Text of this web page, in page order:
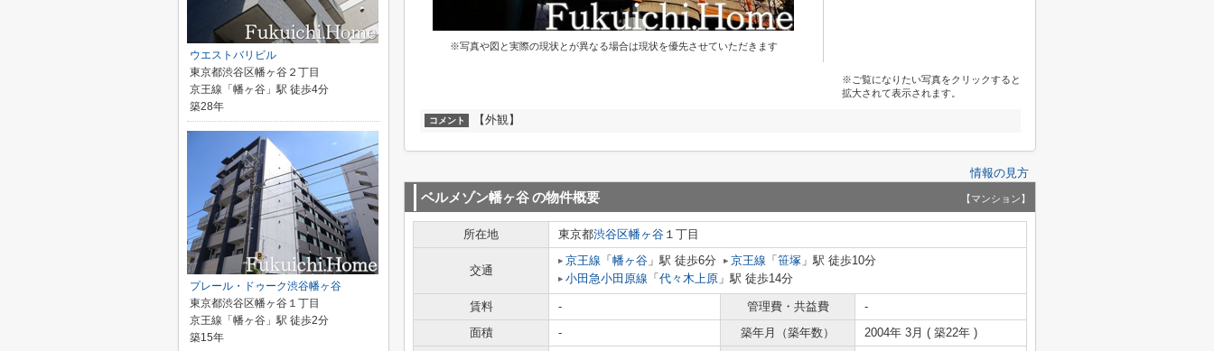
※写真や図と実際の現状とが異なる場合は現状を優先させていただきます
※ご覧になりたい写真をクリックすると
拡大されて表示されます。
コメント 【外観】
情報の見方
ベルメゾン幡ヶ谷の物件概要 【マンション】
所在地 東京都渋谷区幡ヶ谷 １丁目
交通
京王線 「 幡ヶ谷 」駅 徒歩6分 京王線 「 笹塚 」駅 徒歩10分
小田急小田原線 「 代々木上原 」駅 徒歩14分
賃料 - 管理費・共益費
-
面積
- 築年月（築年数） 2004年 3月 ( 築22年 )
ウエストバリビル
東京都渋谷区幡ヶ谷２丁目
京王線「幡ヶ谷」駅 徒歩4分
築28年
プレール・ドゥーク渋谷幡ヶ谷
東京都渋谷区幡ヶ谷１丁目
京王線「幡ヶ谷」駅 徒歩2分
築15年